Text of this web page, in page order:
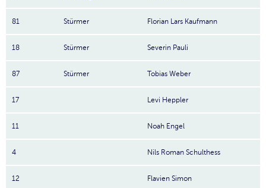
81 Stürmer Florian Lars Kaufmann
18 Stürmer Severin Pauli
87 Stürmer Tobias Weber
17 Levi Heppler
11 Noah Engel
4 Nils Roman Schulthess
12 Flavien Simon